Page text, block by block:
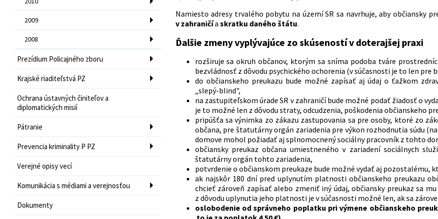
2009
2008
Prezídium Policajného zboru
Krajské riaditeľstvá PZ
Ochrana ústavných činiteľov a
diplomatických misií
Pátranie
Prevencia kriminality P PZ
Verejné opisy vecí
Komunikácia s médiami a verejnosťou
Dokumenty
Namiesto adresy trvalého pobytu na území SR sa navrhuje, aby občiansky
v zahraničía skratku daného štátu.
Ďalšie zmeny vyplývajúce zo skúseností v doterajšej praxi
rozširuje sa okruh občanov, ktorým sa sníma podoba tváre
bezvládnosť z dôvodu psychického ochorenia (v súčasnosti je to len
do občianskeho preukazu bude možné zapísať aj údaj o ťažkom
„slepý-blind",
na zastupiteľskom úrade SR v zahraničí bude možné podať žiadosť o
je to možné len z dôvodu straty, odcudzenia, poškodenia občianskeho
pripúšťa sa výnimka zo zákazu zastupovania sa pre osoby, ktoré zo
občana, pre štatutárny orgán zariadenia pre výkon rozhodnutia súdu
domove mohol požiadať aj splnomocnený sociálny pracovník z tohto
občiansky preukaz občana umiestneného v zariadení sociálnych
štatutárny orgán tohto zariadenia,
potvrdenie o občianskom preukaze bude možné vydať aj pozostalému,
ak najskôr 180 dní pred uplynutím platnosti občianskeho preukazu
chcieť zároveň zapísať alebo zmeniť iný údaj, občiansky preukaz sa
z dôvodu uplynutia jeho platnosti je v súčasnosti možné len, ak sa
oslobodenie od správneho poplatku pri výmene občianskeho